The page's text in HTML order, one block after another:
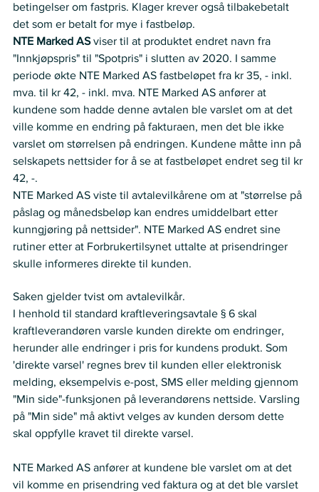
betingelser om fastpris. Klager krever også tilbakebetalt
det som er betalt for mye i fastbeløp.
NTE Marked AS viser til at produktet endret navn fra
"Innkjøpspris" til "Spotpris" i slutten av 2020. I samme
periode økte NTE Marked AS fastbeløpet fra kr 35, - inkl.
mva. til kr 42, - inkl. mva. NTE Marked AS anfører at
kundene som hadde denne avtalen ble varslet om at det
ville komme en endring på fakturaen, men det ble ikke
varslet om størrelsen på endringen. Kundene måtte inn på
selskapets nettsider for å se at fastbeløpet endret seg til kr
42, -.
NTE Marked AS viste til avtalevilkårene om at "størrelse på
påslag og månedsbeløp kan endres umiddelbart etter
kunngjøring på nettsider". NTE Marked AS endret sine
rutiner etter at Forbrukertilsynet uttalte at prisendringer
skulle informeres direkte til kunden.
Saken gjelder tvist om avtalevilkår.
I henhold til standard kraftleveringsavtale § 6 skal
kraftleverandøren varsle kunden direkte om endringer,
herunder alle endringer i pris for kundens produkt. Som
'direkte varsel' regnes brev til kunden eller elektronisk
melding, eksempelvis e-post, SMS eller melding gjennom
"Min side"-funksjonen på leverandørens nettside. Varsling
på "Min side" må aktivt velges av kunden dersom dette
skal oppfylle kravet til direkte varsel.
NTE Marked AS anfører at kundene ble varslet om at det
vil komme en prisendring ved faktura og at det ble varslet